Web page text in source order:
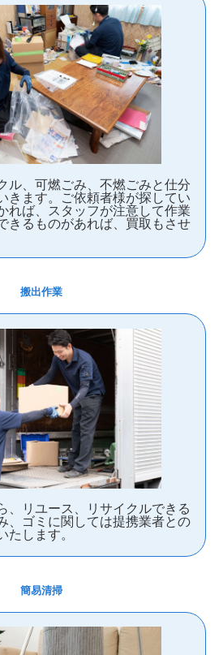
ル、可燃ごみ、不燃ごみと仕分
きます。ご依頼者様が探してい
れば、スタッフが注意して作業
きるものがあれば、買取もさせ
搬出作業
、リユース、リサイクルできる
、ゴミに関しては提携業者との
たします。
簡易清掃